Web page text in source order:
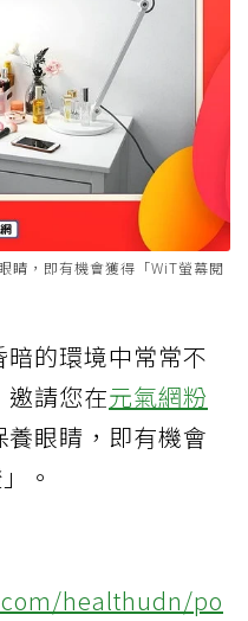
睛，即有機會獲得「WiT螢幕閱
的環境中常常不
請您在元氣網粉
眼睛，即有機會
。
healthudn/po